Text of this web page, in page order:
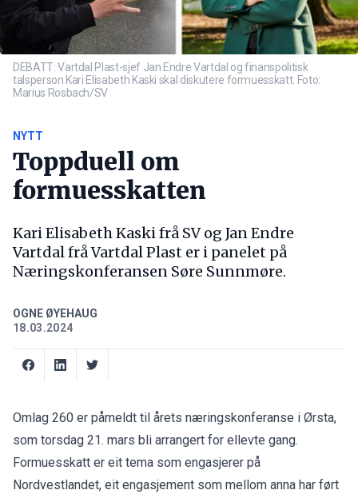
DEBATT: Vartdal Plast-sjef Jan Endre Vartdal og finanspolitisk
talsperson Kari Elisabeth Kaski skal diskutere formuesskatt. Foto:
Marius Rosbach/SV
NYTT
Toppduell om
formuesskatten
Kari Elisabeth Kaski frå SV og Jan Endre
Vartdal frå Vartdal Plast er i panelet på
Næringskonferansen Søre Sunnmøre.
OGNE ØYEHAUG
18.03.2024
Omlag 260 er påmeldt til årets næringskonferanse i Ørsta,
som torsdag 21. mars bli arrangert for ellevte gang.
Formuesskatt er eit tema som engasjerer på
Nordvestlandet, eit engasjement som mellom anna har ført